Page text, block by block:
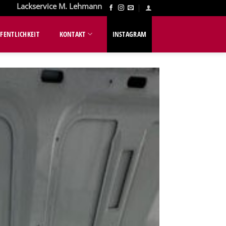
Lackservice M. Lehmann
KONTAKT INSTAGRAM